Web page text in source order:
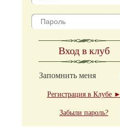
Вход в клуб
Запомнить меня
Регистрация в Клубе ►
Забыли пароль?